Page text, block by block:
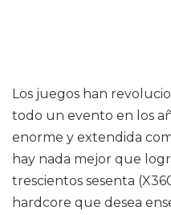
Los juegos han
todo un evento en los
enorme y extendida
hay nada mejor que
trescientos sesenta
hardcore que desea